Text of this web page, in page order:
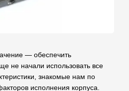
— обеспечить
не начали использовать все
знакомые нам по
исполнения корпуса.